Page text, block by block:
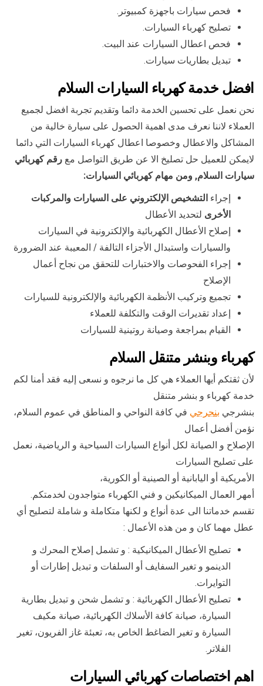
فحص سيارات باجهزة كمبيوتر.
تصليح كهرباء السيارات.
فحص اعطال السيارات عند البيت.
تبديل بطاريات سيارات.
افضل خدمة كهرباء السيارات السلام
نحن نعمل على تحسين الخدمة دائما وتقديم تجربة افضل لجميع
العملاء لاننا نعرف مدى اهمية الحصول على سيارة خالية من
المشاكل والاعطال وخصوصا اعطال كهرباء السيارات التي دائما
لايمكن للعميل حل تصليخ الا عن طريق التواصل مع رقم كهربائي
سيارات السلام, ومن مهام كهربائي السيارات:
إجراء التشخيص الإلكتروني على السيارات والمركبات
الأخرى لتحديد الأعطال
إصلاح الأعطال الكهربائية والإلكترونية في السيارات
والسيارات واستبدال الأجزاء التالفة / المعيبة عند الضرورة
إجراء الفحوصات والاختبارات للتحقق من نجاح أعمال
الإصلاح
تجميع وتركيب الأنظمة الكهربائية والإلكترونية للسيارات
إعداد تقديرات الوقت والتكلفة للعملاء
القيام بمراجعة وصيانة روتينية للسيارات
كهرباء وبنشر متنقل السلام
لأن ثقتكم أيها العملاء هي كل ما نرجوه و نسعى إليه فقد أمنا لكم
خدمة كهرباء و بنشر متنقل
بنشرجي بنجرجي في كافة النواحي و المناطق في عموم السلام،
نؤمن أفضل أعمال
الإصلاح و الصيانة لكل أنواع السيارات السياحية و الرياضية، نعمل
على تصليح السيارات
الأمريكية أو اليابانية أو الصينية أو الكورية،
أمهر العمال الميكانيكين و فني الكهرباء متواجدون لخدمتكم.
تقسم خدماتنا الى عدة أنواع و لكنها متكاملة و شاملة لتصليح أي
عطل مهما كان و من هذه الأعمال :
تصليح الأعطال الميكانيكية : و تشمل إصلاح المحرك و
الدينمو و تغير السفايف أو السلفات و تبديل إطارات أو
التوايرات.
تصليح الأعطال الكهربائية : و تشمل شحن و تبديل بطارية
السيارة، صيانة كافة الأسلاك الكهربائية، صيانة مكيف
السيارة و تغير الضاغط الخاص به، تعبئة غاز الفريون، تغير
الفلاتر.
اهم اختصاصات كهربائي السيارات